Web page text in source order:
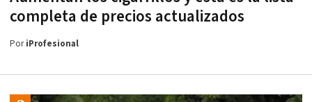
completa de precios actualizados
PoriProfesional